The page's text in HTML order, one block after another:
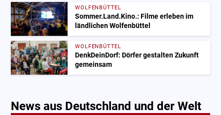
WOLFENBÜTTEL
Sommer.Land.Kino.: Filme erleben im
ländlichen Wolfenbüttel
WOLFENBÜTTEL
DenkDeinDorf: Dörfer gestalten Zukunft
gemeinsam
News aus Deutschland und der Welt